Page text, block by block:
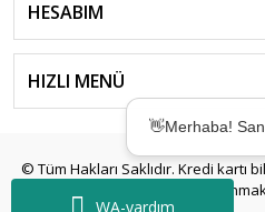
WA-yardım
HESABIM
HIZLI MENÜ
© Tüm Hakları Saklıdır. Kredi kartı
👋Merhaba!
çözümler